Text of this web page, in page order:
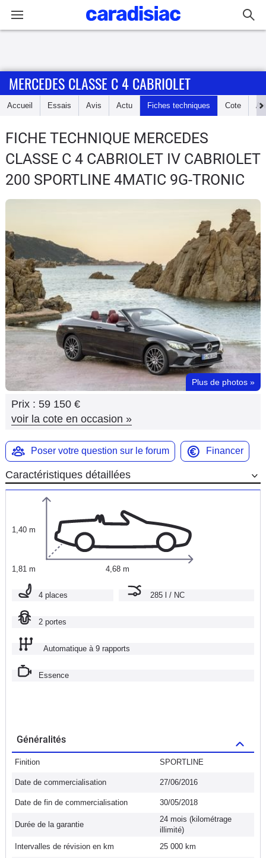
Accueil
Essais
Guide
d'achat
Utilitaires
Flottes
Auto
Services
Forum
Moto
Marques
MERCEDES CLASSE C 4 CABRIOLET
Accueil Essais Avis Actu Fiches techniques Cote
FICHE TECHNIQUE MERCEDES
CLASSE C 4 CABRIOLET IV CABRIOLET
200 SPORTLINE 4MATIC 9G-TRONIC
Plus de photos »
Prix : 59 150 €
voir la cote en occasion »
Poser votre question sur le forum Financer
Caractéristiques détaillées
1,40 m
1,81 m 4,68 m
4 places 285 l / NC
2 portes
Automatique à 9 rapports
Essence
Généralités
Finition SPORTLINE
Date de commercialisation 27/06/2016
Date de fin de commercialisation 30/05/2018
Durée de la garantie
24 mois (kilométrage
illimité)
Intervalles de révision en km
25 000 km